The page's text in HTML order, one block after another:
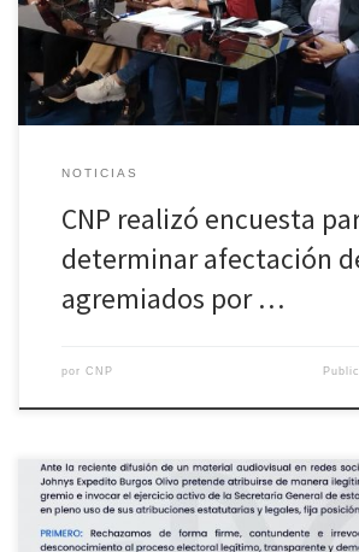
condiciones laborales, de seguridad, acceso
afectación emocional de los profesionales
NOTICIAS
CNP realizó encuesta
determinar afectación
agremiados por …
por CNP